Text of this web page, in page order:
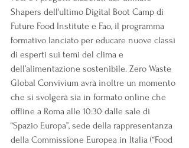
Shapers dell'ultimo Digital Boot Camp di
Future Food Institute e Fao, il programma
formativo lanciato per educare nuove classi
di esperti sui temi del clima e
dell’alimentazione sostenibile. Zero Waste
Global Convivium avrà inoltre un momento
che si svolgerà sia in formato online che
offline a Roma alle 10:30 dalle sale di
“Spazio Europa”, sede della rappresentanza
della Commissione Europea in Italia (“Food